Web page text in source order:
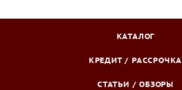
КАТАЛОГ
КРЕДИТ / РАССРОЧКА
СТАТЬИ / ОБЗОРЫ